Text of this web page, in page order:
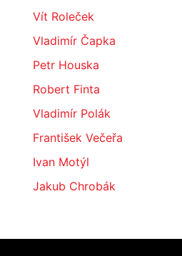
Vít Roleček
Vladimír Čapka
Petr Houska
Robert Finta
Vladimír Polák
František Večeřa
Ivan Motýl
Jakub Chrobák